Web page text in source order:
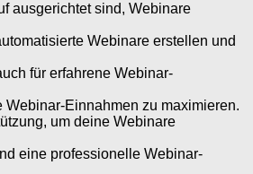
ausgerichtet sind, Webinare
Webinare erstellen und
für erfahrene Webinar-
Einnahmen zu maximieren.
um deine Webinare
eine professionelle Webinar-